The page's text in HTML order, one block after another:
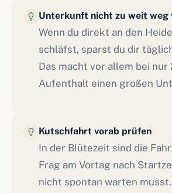
Unterkunft nicht zu weit weg
Wenn du direkt an den
schläfst, sparst du dir
Das macht vor allem bei nur
Aufenthalt einen großen
Kutschfahrt vorab prüfen
In der Blütezeit sind die
Frag am Vortag nach
nicht spontan warten musst.